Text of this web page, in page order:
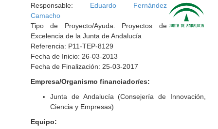
Responsable: Eduardo Fernández
Camacho
Tipo de Proyecto/Ayuda: Proyectos de
Excelencia de la Junta de Andalucía
Referencia: P11-TEP-8129
Fecha de Inicio: 26-03-2013
Fecha de Finalización: 25-03-2017
Empresa/Organismo financiador/es:
Junta de Andalucía (Consejería de Innovación,
Ciencia y Empresas)
Equipo: